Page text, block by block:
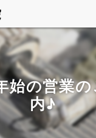
始の営業
内♪